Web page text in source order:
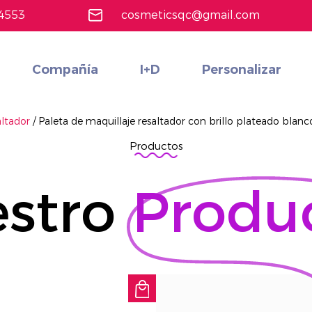
cosmeticsqc@gmail.com
Compañía I+D Personalizar
/ Paleta de maquillaje resaltador con brillo plateado
Productos